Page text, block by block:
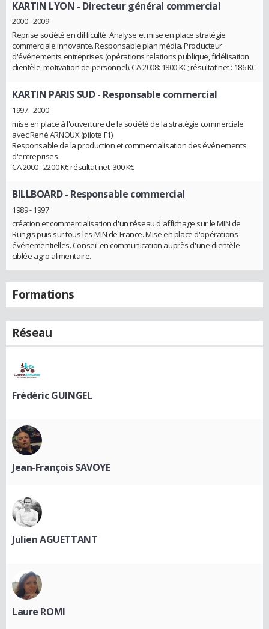
KARTIN LYON - Directeur général commercial
2000 - 2009
Reprise société en difficulté. Analyse et mise en place stratégie
commerciale innovante. Responsable plan média. Producteur
d'événements entreprises (opérations relations publique, fidélisation
clientèle, motivation de personnel). CA 2008: 1800 K€; résultat net : 186 K€
KARTIN PARIS SUD- Responsable commercial
1997 - 2000
mise en place à l'ouverture de la société de la stratégie commerciale
avec René ARNOUX (pilote F1).
Responsable de la production et commercialisation des événements
d'entreprises.
CA 2000 : 2200 K€ résultat net: 300 K€
BILLBOARD- Responsable commercial
1989 - 1997
création et commercialisation d'un réseau d'affichage sur le MIN de
Rungis puis sur tous les MIN de France. Mise en place d'opérations
événementielles. Conseil en communication auprès d'une clientèle
ciblée agro alimentaire.
Formations
Réseau
Frédéric GUINGEL
Jean-François SAVOYE
Julien AGUETTANT
Laure ROMI